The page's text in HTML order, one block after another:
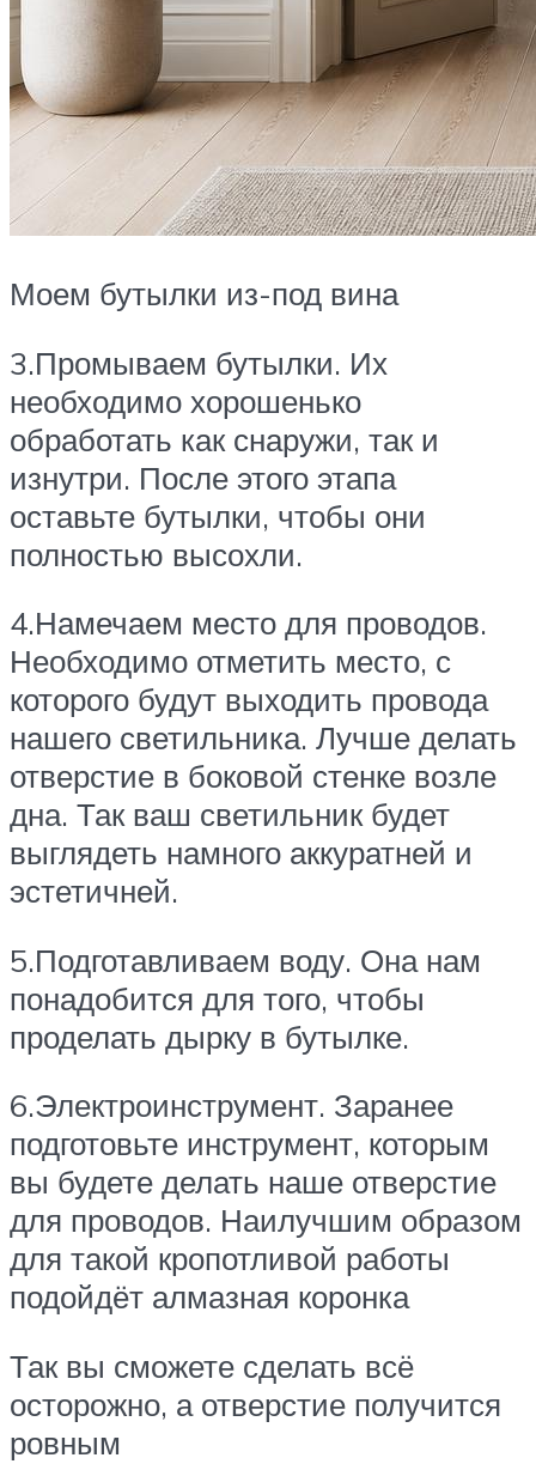
Моем бутылки из-под вина
3.Промываем бутылки. Их
необходимо хорошенько
обработать как снаружи, так и
изнутри. После этого этапа
оставьте бутылки, чтобы они
полностью высохли.
4.Намечаем место для проводов.
Необходимо отметить место, с
которого будут выходить провода
нашего светильника. Лучше делать
отверстие в боковой стенке возле
дна. Так ваш светильник будет
выглядеть намного аккуратней и
эстетичней.
5.Подготавливаем воду. Она нам
понадобится для того, чтобы
проделать дырку в бутылке.
6.Электроинструмент. Заранее
подготовьте инструмент, которым
вы будете делать наше отверстие
для проводов. Наилучшим образом
для такой кропотливой работы
подойдёт алмазная коронка
Так вы сможете сделать всё
осторожно, а отверстие получится
ровным